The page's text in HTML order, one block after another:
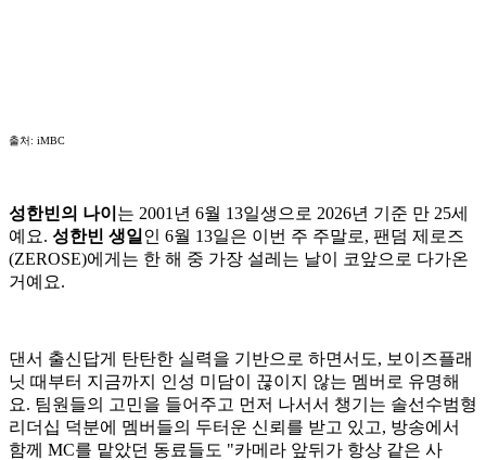
출처: iMBC
성한빈의 나이 는 2001년 6월 13일생으로 2026년 기준 만 25세
예요. 성한빈 생일 인 6월 13일은 이번 주 주말로, 팬덤 제로즈
(ZEROSE)에게는 한 해 중 가장 설레는 날이 코앞으로 다가온
거예요.
댄서 출신답게 탄탄한 실력을 기반으로 하면서도, 보이즈플래
닛 때부터 지금까지 인성 미담이 끊이지 않는 멤버로 유명해
요. 팀원들의 고민을 들어주고 먼저 나서서 챙기는 솔선수범형
리더십 덕분에 멤버들의 두터운 신뢰를 받고 있고, 방송에서
함께 MC를 맡았던 동료들도 "카메라 앞뒤가 항상 같은 사